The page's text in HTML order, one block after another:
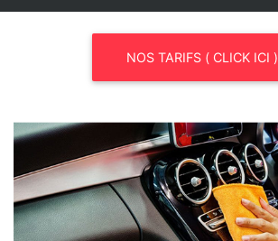
NOS TARIFS ( CLICK ICI )